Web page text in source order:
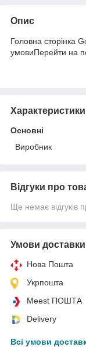
Опис
Головна сторінка
умовиПерейти на
Характеристики
Основні
Виробник
Відгуки про
Ще немає відгуків
Умови доставки
Нова Пошта
Укрпошта
Meest ПОШТА
Delivery
Всі умови